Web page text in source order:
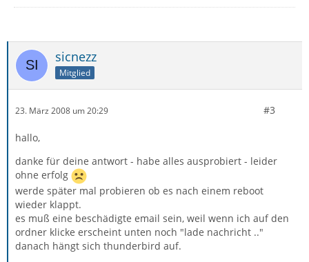
sicnezz
Mitglied
23. März 2008 um 20:29 #3
hallo,
danke für deine antwort - habe alles ausprobiert - leider
ohne erfolg
werde später mal probieren ob es nach einem reboot
wieder klappt.
es muß eine beschädigte email sein, weil wenn ich auf den
ordner klicke erscheint unten noch "lade nachricht .."
danach hängt sich thunderbird auf.